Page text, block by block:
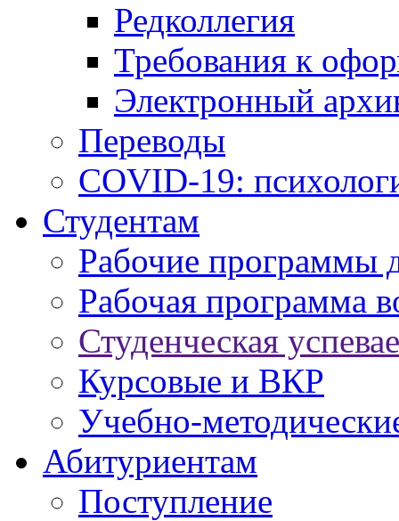
Редколлегия
Требования к
Электронный
Переводы
COVID-19:
Студентам
Рабочие программы
Рабочая программа
Студенческая
Курсовые и ВКР
Учебно-
Абитуриентам
Поступление